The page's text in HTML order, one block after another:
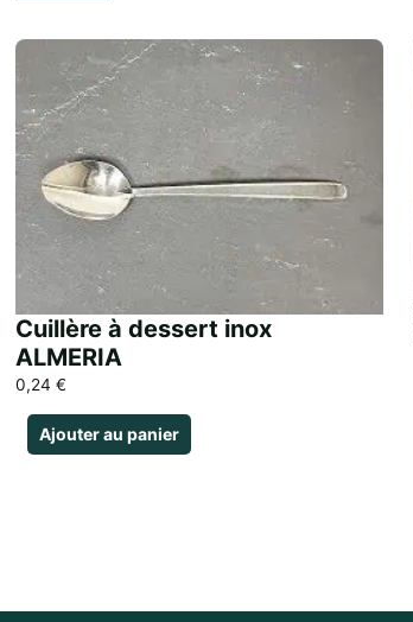
Cuillère à dessert inox
ALMERIA
0,24 €
Ajouter au panier